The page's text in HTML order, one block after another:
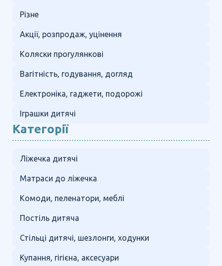
Різне
Акції, розпродаж, уцінення
Коляски прогулянкові
Вагітність, годування, догляд
Електроніка, гаджети, подорожі
Іграшки дитячі
Категорії
Ліжечка дитячі
Матраси до ліжечка
Комоди, пеленатори, меблі
Постіль дитяча
Стільці дитячі, шезлонги, ходунки
Купання, гігієна, аксесуари